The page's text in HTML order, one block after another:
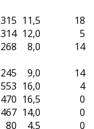
315 11,5
18
314 12,0
5
268 8,0
14
245 9,0
14
553 16,0
4
470 16,5
0
467 14,0
0
80 4,5
0